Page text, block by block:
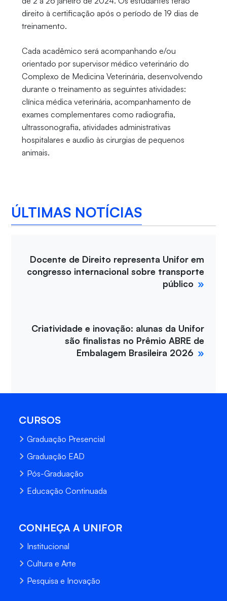
direito à certificação após o período de 19 dias de
treinamento.
Cada acadêmico será acompanhando e/ou
orientado por supervisor médico veterinário do
Complexo de Medicina Veterinária, desenvolvendo
durante o treinamento as seguintes atividades:
clínica médica veterinária, acompanhamento de
exames complementares como radiografia,
ultrassonografia, atividades administrativas
hospitalares e auxílio às cirurgias de pequenos
animais.
ÚLTIMAS NOTÍCIAS
Docente de Direito representa Unifor em
congresso internacional sobre transporte
público
Criatividade e inovação: alunas da Unifor
são finalistas no Prêmio ABRE de
Embalagem Brasileira 2026
CURSOS
Graduação Presencial
Graduação EAD
Pós-Graduação
Educação Continuada
CONHEÇA A UNIFOR
Institucional
Cultura e Arte
Pesquisa e Inovação